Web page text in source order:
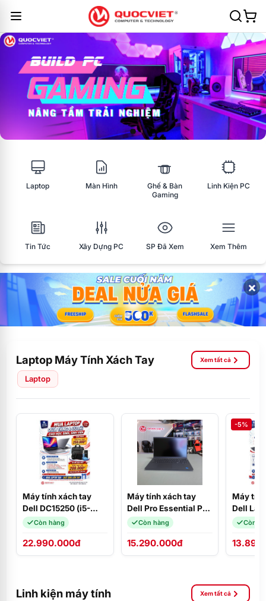
Laptop Màn Hình
Ghế & Bàn
Gaming
Linh Kiện PC
Tin Tức Xây Dựng PC SP Đã Xem Xem Thêm
×
Laptop Máy Tính Xách Tay Xem tất cả
Laptop
Máy tính xách tay
Dell DC15250 (i5-
1334U/16GD4/512SSD/15.6FHD/120Hz/W11SL+OFFICE_2024/
Còn hàng
22.990.000đ
Máy tính xách tay
Dell Pro Essential PV
15250 (Core i5-
ĐEN/Ubuntu/NK
Còn hàng
15.290.000đ
-5%
Máy
Dell
(i3-
FHD/
Còn
Linh kiện máy tính Xem tất cả